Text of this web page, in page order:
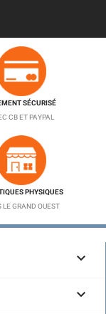
SÉCURISÉ
CB ET PAYPAL
PHYSIQUES
LE GRAND OUEST

